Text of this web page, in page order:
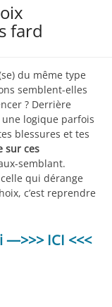
fard
du même type
semblent-elles
? Derrière
logique parfois
blessures et tes
sur ces
semblant.
qui dérange
c’est reprendre
—>>> ICI <<<